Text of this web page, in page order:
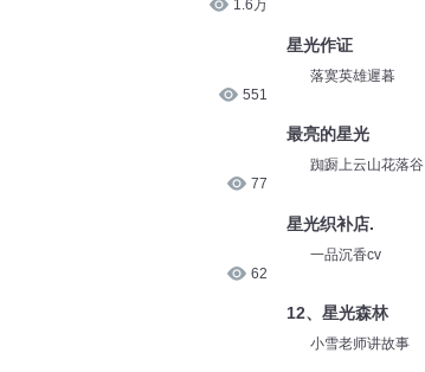
1.6万
551
77
62
星光作证
落寞英雄遲暮
最亮的星光
踟蹰上云山花落谷
星光织补店.
一品沉香cv
12、星光森林
小雪老师讲故事